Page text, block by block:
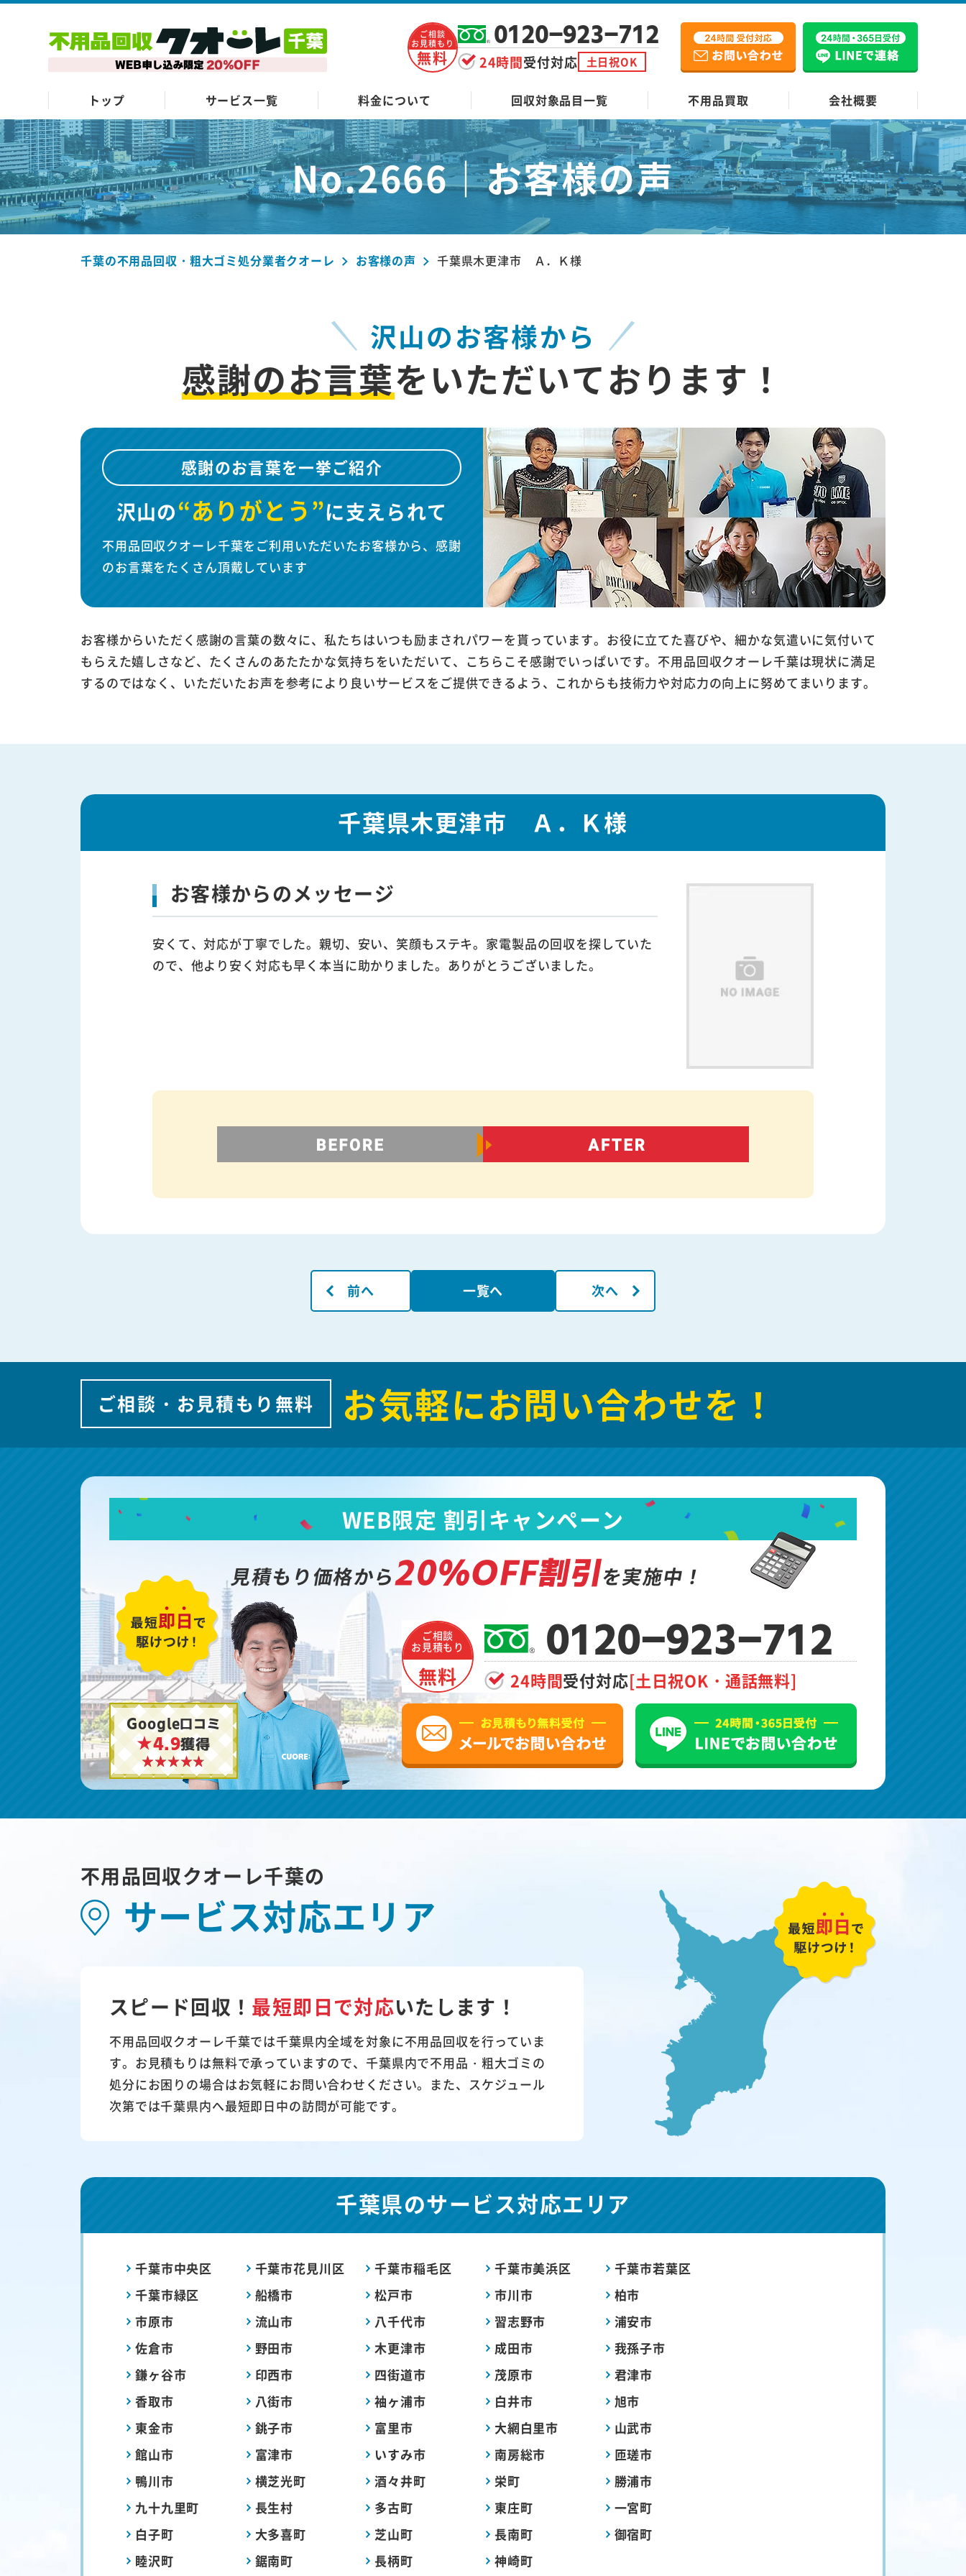
ご相談
お見積もり
無料
0120-923-712
24時間受付対応 土日祝OK
トップ サービス一覧 料金について 回収対象品目一覧 不用品買取 会社概要
No.2666｜お客様の声
千葉の不用品回収・粗大ゴミ処分業者クオーレ お客様の声 千葉県木更津市 Ａ．Ｋ様
沢山のお客様から
感謝のお言葉をいただいております！
感謝のお言葉を一挙ご紹介
沢山の“ありがとう”に支えられて
不用品回収クオーレ千葉をご利用いただいたお客様から、感謝
のお言葉をたくさん頂戴しています
お客様からいただく感謝の言葉の数々に、私たちはいつも励まされパワーを貰っています。お役に立てた喜びや、細かな気遣いに気付いて
もらえた嬉しさなど、たくさんのあたたかな気持ちをいただいて、こちらこそ感謝でいっぱいです。不用品回収クオーレ千葉は現状に満足
するのではなく、いただいたお声を参考により良いサービスをご提供できるよう、これからも技術力や対応力の向上に努めてまいります。
千葉県木更津市 Ａ．Ｋ様
お客様からのメッセージ
安くて、対応が丁寧でした。親切、安い、笑顔もステキ。家電製品の回収を探していた
ので、他より安く対応も早く本当に助かりました。ありがとうございました。
前へ 一覧へ 次へ
ご相談・お見積もり無料 お気軽にお問い合わせを！
Google口コミ
★4.9獲得
WEB限定 割引キャンペーン
見積もり価格から20%OFF割引を実施中！
ご相談
お見積もり
無料
0120-923-712
24時間受付対応[土日祝OK・通話無料]
不用品回収クオーレ千葉の
サービス対応エリア
スピード回収！ 最短即日で対応いたします！
不用品回収クオーレ千葉では千葉県内全域を対象に不用品回収を行っていま
す。お見積もりは無料で承っていますので、千葉県内で不用品・粗大ゴミの
処分にお困りの場合はお気軽にお問い合わせください。また、スケジュール
次第では千葉県内へ最短即日中の訪問が可能です。
千葉県のサービス対応エリア
千葉市中央区 千葉市花見川区 千葉市稲毛区 千葉市美浜区
千葉市若葉区
千葉市緑区
船橋市 松戸市 市川市
柏市
市原市
流山市 八千代市 習志野市
浦安市
佐倉市
野田市 木更津市 成田市
我孫子市
鎌ヶ谷市
印西市 四街道市 茂原市
君津市
香取市
八街市 袖ヶ浦市 白井市
旭市
東金市
銚子市 富里市 大網白里市
山武市
館山市
富津市 いすみ市 南房総市
匝瑳市
鴨川市
横芝光町 酒々井町 栄町
勝浦市
九十九里町
長生村 多古町 東庄町
一宮町
白子町
大多喜町 芝山町 長南町
御宿町
睦沢町
鋸南町 長柄町 神崎町